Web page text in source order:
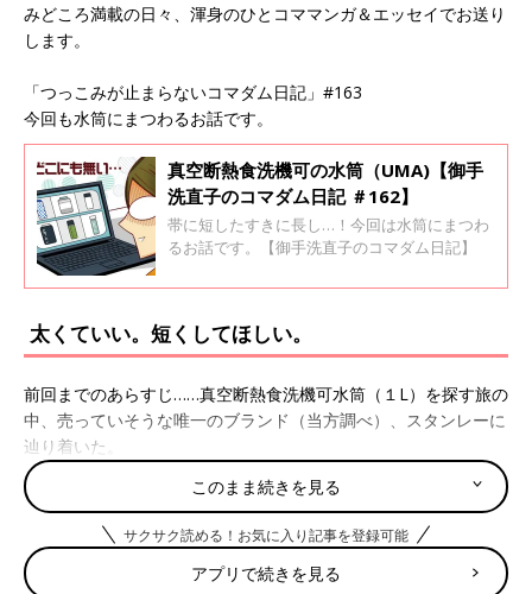
みどころ満載の日々、渾身のひとコママンガ＆エッセイでお送り
します。
「つっこみが止まらないコマダム日記」#163
今回も水筒にまつわるお話です。
真空断熱食洗機可の水筒（UMA)【御手
洗直子のコマダム日記 ＃162】
帯に短したすきに長し…！今回は水筒にまつわ
るお話です。【御手洗直子のコマダム日記】
太くていい。短くしてほしい。
前回までのあらすじ……真空断熱食洗機可水筒（１L）を探す旅の
中、売っていそうな唯一のブランド（当方調べ）、スタンレーに
辿り着いた。
というわけで最後の砦、スタンレーにて真空断熱食洗機可水筒を
探してみたところ、あった！１Lもあるし、1.9Lもある！さすが
はスタンレーさんや！いや今回初めて存じ上げたのですけど、じ
このまま続きを見る
サクサク読める！お気に入り記事を登録可能
アプリで続きを見る